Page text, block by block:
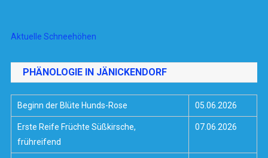
Aktuelle Schneehöhen
PHÄNOLOGIE IN JÄNICKENDORF
Beginn der Blüte Hunds-Rose 05.06.2026
Erste Reife Früchte Süßkirsche,
frühreifend
07.06.2026